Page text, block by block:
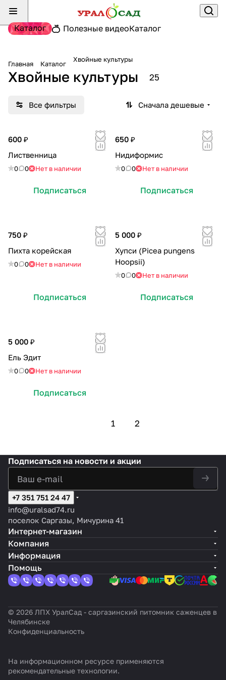
Каталог Полезные видеоКаталог
Главная Каталог
Хвойные культуры
Хвойные культуры 25
Все фильтры Сначала дешевые
600 ₽
Лиственница
0 0 Нет в наличии
Подписаться
650 ₽
Нидиформис
0 0 Нет в наличии
Подписаться
750 ₽
Пихта корейская
0 0 Нет в наличии
Подписаться
5 000 ₽
Хупси (Picea pungens
Hoopsii)
0 0 Нет в наличии
Подписаться
5 000 ₽
Ель Эдит
0 0 Нет в наличии
Подписаться
1 2
Подписаться на новости и акции
+7 351 751 24 47
info@uralsad74.ru
поселок Саргазы, Мичурина 41
Интернет-магазин
Компания
Информация
Помощь
© 2026 ЛПХ УралСад - саргазинский питомник саженцев в
Челябинске
Конфиденциальность
На информационном ресурсе применяются
рекомендательные технологии.